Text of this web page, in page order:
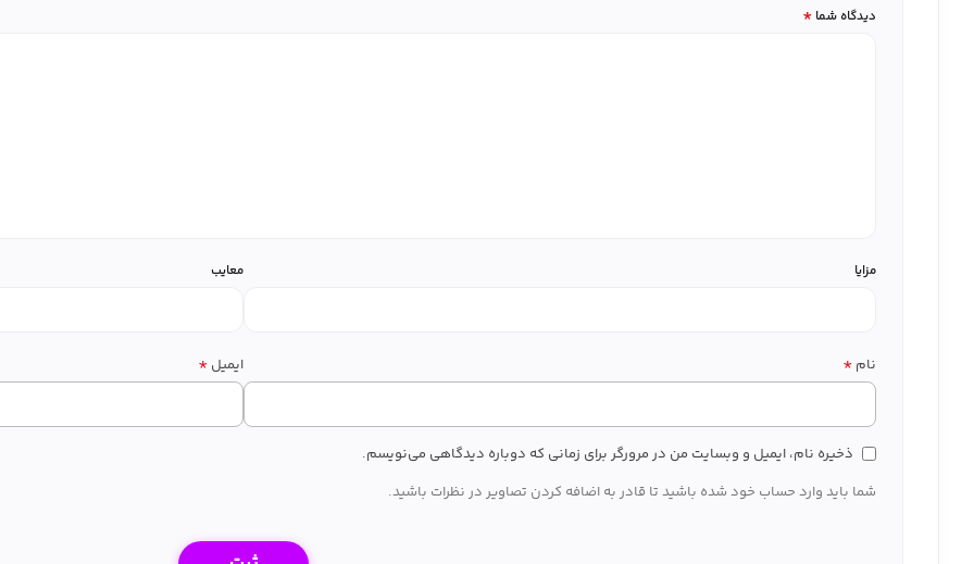
دیدگاه شما *
مزایا معایب
نام * ایمیل *
ذخیره نام، ایمیل و وبسایت من در مرورگر برای زمانی که دوباره دیدگاهی می‌نویسم.
شما باید وارد حساب خود شده باشید تا قادر به اضافه کردن تصاویر در نظرات باشید.